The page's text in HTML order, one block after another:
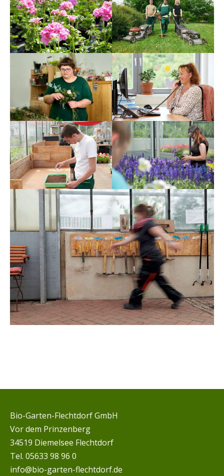
Bio-Garten-Flechtdorf GmbH
Vor dem Prinzenberg
34519 Diemelsee Flechtdorf
Tel. 05633 98 96 0
info@bio-garten-flechtdorf.de